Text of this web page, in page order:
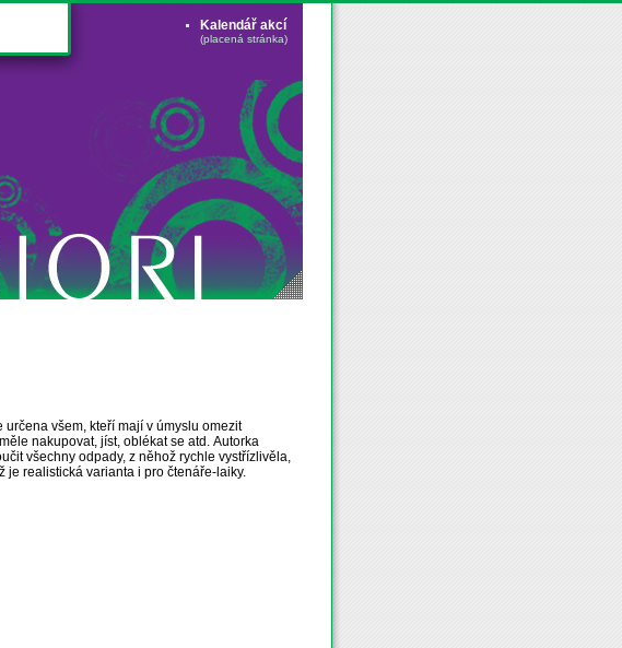
Kalendář akcí
(placená stránka)
všem, kteří mají v úmyslu omezit
nakupovat, jíst, oblékat se atd. Autorka
všechny odpady, z něhož rychle vystřízlivěla,
je realistická varianta i pro čtenáře-laiky.